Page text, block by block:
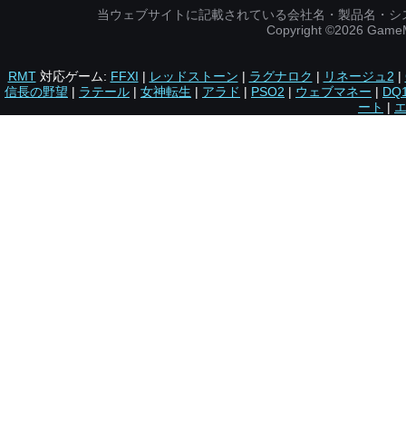
当ウェブサイトに記載されている会社名・製品名・
Copyright ©2026
RMT対応ゲーム: FFXI | レッドストーン | ラグナロク | リネージュ2 |
信長の野望 | ラテール | 女神転生 | アラド | PSO2 | ウェブマネー |
ート |